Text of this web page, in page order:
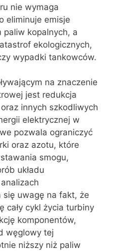
nie wymaga
eliminuje emisje
kopalnych, a
ekologicznych,
wypadki tankowców.
na znaczenie
jest redukcja
innych szkodliwych
elektrycznej w
pozwala ograniczyć
oraz azotu, które
smogu,
układu
uwagę na fakt, że
cały cykl życia turbiny
komponentów,
węglowy tej
niższy niż paliw